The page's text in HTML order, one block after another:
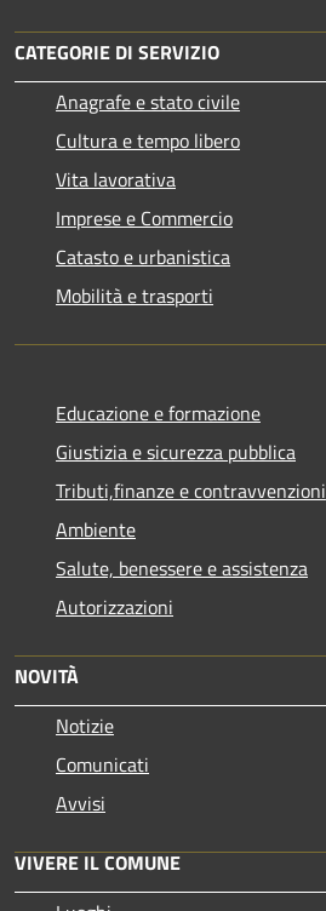
CATEGORIE DI SERVIZIO
Anagrafe e stato civile
Cultura e tempo libero
Vita lavorativa
Imprese e Commercio
Catasto e urbanistica
Mobilità e trasporti
Educazione e formazione
Giustizia e sicurezza pubblica
Tributi,finanze e contravvenzioni
Ambiente
Salute, benessere e assistenza
Autorizzazioni
NOVITÀ
Notizie
Comunicati
Avvisi
VIVERE IL COMUNE